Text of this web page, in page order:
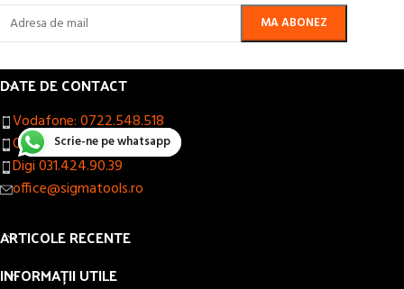
DATE DE CONTACT
Vodafone: 0722.548.518
Orange: 0747.662.953
Digi 031.424.90.39
office@sigmatools.ro
ARTICOLE RECENTE
INFORMAȚII UTILE
Scrie-ne pe whatsapp